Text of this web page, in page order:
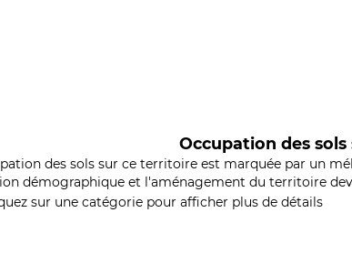
Occupation des
des sols sur ce territoire est marquée par un
démographique et l'aménagement du territoire
sur une catégorie pour afficher plus de détails